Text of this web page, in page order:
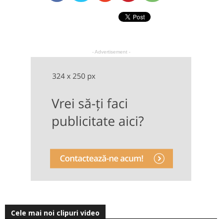
- Advertisement -
Cele mai noi clipuri video